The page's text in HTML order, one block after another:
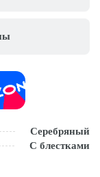
Серебряный
С блестками